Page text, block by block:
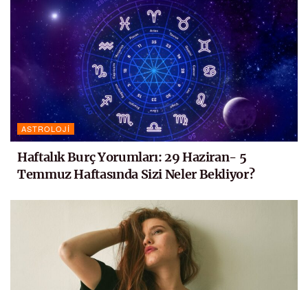
ASTROLOJI
Haftalık Burç Yorumları: 29 Haziran- 5
Temmuz Haftasında Sizi Neler Bekliyor?